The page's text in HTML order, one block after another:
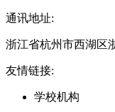
通讯地址:
浙江省杭州市西湖区
友情链接:
学校机构